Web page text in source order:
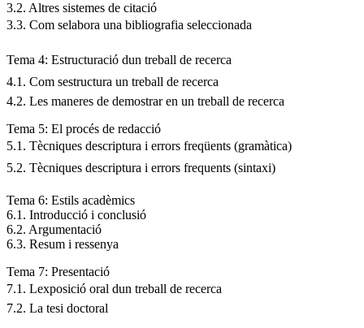
3.2. Altres sistemes de citació
3.3. Com selabora una bibliografia seleccionada
Tema 4: Estructuració dun treball de recerca
4.1. Com sestructura un treball de recerca
4.2. Les maneres de demostrar en un treball de recerca
Tema 5: El procés de redacció
5.1. Tècniques descriptura i errors freqüents (gramàtica)
5.2. Tècniques descriptura i errors frequents (sintaxi)
Tema 6: Estils acadèmics
6.1. Introducció i conclusió
6.2. Argumentació
6.3. Resum i ressenya
Tema 7: Presentació
7.1. Lexposició oral dun treball de recerca
7.2. La tesi doctoral